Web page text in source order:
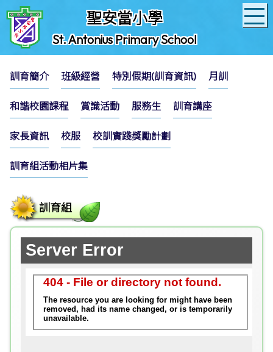
聖安當小學
St. Antonius Primary School
訓育簡介 班級經營 特別假期(訓育資訊) 月訓
和諧校園課程 賞識活動 服務生 訓育講座
家長資訊 校服 校訓實踐獎勵計劃
訓育組活動相片集
訓育組